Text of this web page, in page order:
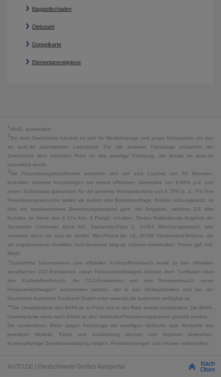
Bagatellschaden
Diebstahl
Doppelkarte
Elementarereignisse
1 MwSt. ausweisbar
2Bei dem Streichpreis handelt es sich für Neufahrzeuge und junge Gebrauchte um den
an auto.de übermittelten Listenpreis. Für alle anderen Fahrzeuge entspricht der
Streichpreis dem höchsten Preis für das jeweilige Fahrzeug, der jemals an auto.de
übermittelt wurde.
3Die Finanzierungskonditionen beziehen sich auf eine Laufzeit von 60 Monaten,
enthalten teilweise Anzahlungen bei einem effektiven Jahreszins von 6,99% p.a. und
einem Sollzinssatz (gebunden für die gesamte Vertragslaufzeit) von 6,78% p. a.. Für Ihre
Finanzierungswünsche stellen wir zudem eine Bonitätsanfrage. Bonität vorausgesetzt, ist
dies ein repräsentatives Berechnungsbeispiel gem. der Angaben, welches 2/3 aller
Kunden, im Sinne des § 17a Abs. 4 PangV, erhalten. Dieses freibleibende Angebot der
Santander Consumer Bank AG, Santander-Platz 1, 41061 Mönchengladbach wird
vermittelt durch die auto.de GmbH, Max-Planck-Str. 19, 06796 Sandersdorf-Brehna, die
als ungebundener Vermittler nicht beratend tätig ist. Irrtümer vorbehalten. Preise ggf. inkl.
MwSt.
*Zusätzliche Informationen zum offiziellen Kraftstoffverbrauch sowie zu den offiziellen
spezifischen CO2-Emissionen neuer Personenkraftwagen können dem "Leitfaden über
den Kraftstoffverbrauch, die CO2-Emissionen und den Stromverbrauch neuer
Personenkraftwagen" entnommen werden, der in den Verkaufsstellen und bei der
Deutschen Automobil Treuhand GmbH unter www.dat.de kostenfrei verfügbar ist.
**Die Umweltprämie des BAFA ist im Preis und in der Rate bereits einkalkuliert. Die BAFA-
Umweltprämie muss nach Erhalt an den Verkäufer/Finanzierungspartner gezahlt werden.
Die verwendeten Bilder zeigen Fahrzeuge der jeweiligen Verkäufer bzw. Beispiele des
jeweiligen Modells. Farbe und Ausstattung können vom Angebot abweichen.
Kostenpflichtige Sonderausstattung möglich. Preisänderungen und Irrtümer vorbehalten.
AUTO.DE | Deutschlands Großes Autoportal
Nach
Oben